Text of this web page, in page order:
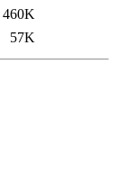
460K
57K